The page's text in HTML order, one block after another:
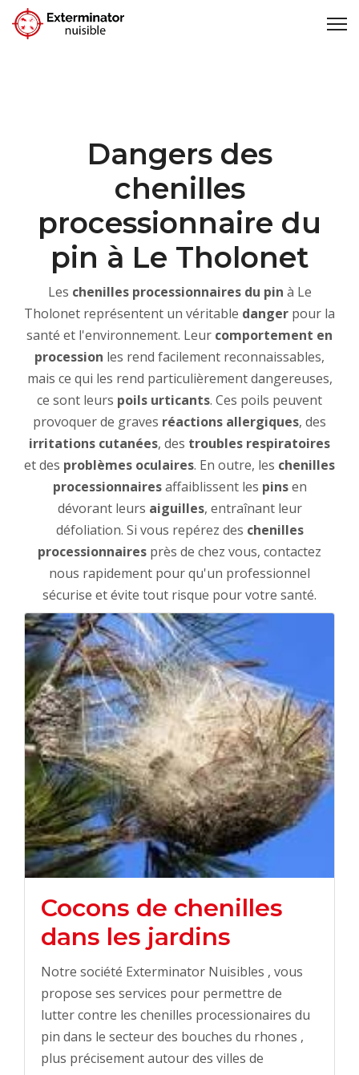
Dangers des
chenilles
processionnaire du
pin à Le Tholonet
Les chenilles processionnaires du pin à Le
Tholonet représentent un véritable danger pour la
santé et l'environnement. Leur comportement en
procession les rend facilement reconnaissables,
mais ce qui les rend particulièrement dangereuses,
ce sont leurs poils urticants. Ces poils peuvent
provoquer de graves réactions allergiques, des
irritations cutanées, des troubles respiratoires
et des problèmes oculaires. En outre, les chenilles
processionnairesaffaiblissent les pinsen
dévorant leurs aiguilles, entraînant leur
défoliation. Si vous repérez des chenilles
processionnaires près de chez vous, contactez
nous rapidement pour qu'un professionnel
sécurise et évite tout risque pour votre santé.
Cocons de chenilles
dans les jardins
Notre société Exterminator Nuisibles , vous
propose ses services pour permettre de
lutter contre les chenilles processionaires du
pin dans le secteur des bouches du rhones ,
plus précisement autour des villes de